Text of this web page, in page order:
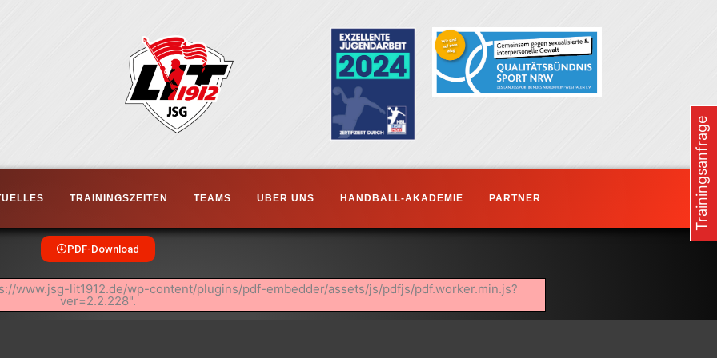
TRAININGSZEITEN TEAMS ÜBER UNS HANDBALL-AKADEMIE PARTNER
PDF-Download
www.jsg-lit1912.de/wp-content/plugins/pdf-embedder/assets/js/pdfjs/pdf.worker.min.js?
ver=2.2.228".
Trainingsanfrage